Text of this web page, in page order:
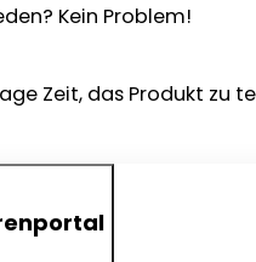
Kein Problem!
Zeit, das Produkt zu